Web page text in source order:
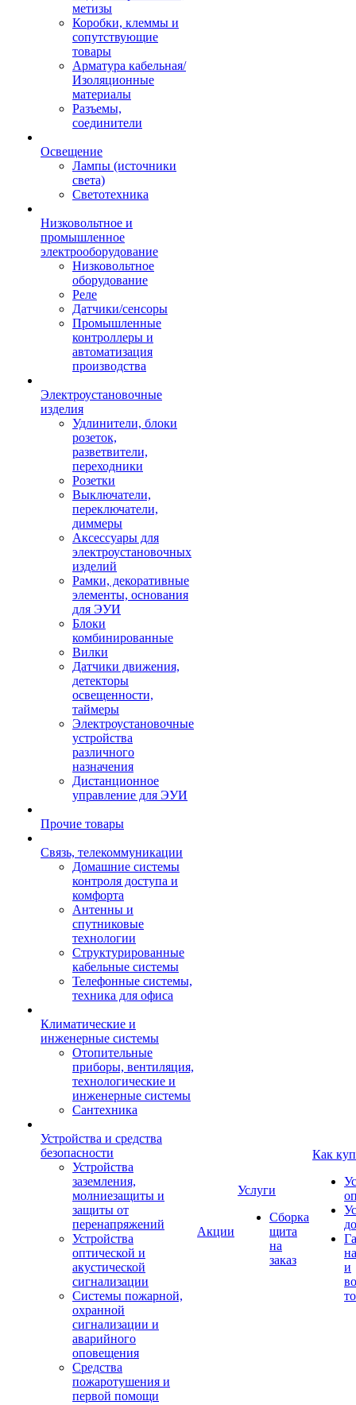
метизы
Коробки, клеммы и
сопутствующие
товары
Арматура кабельная/
Изоляционные
материалы
Разъемы,
соединители
Освещение
Лампы (источники
света)
Светотехника
Низковольтное и
промышленное
электрооборудование
Низковольтное
оборудование
Реле
Датчики/сенсоры
Промышленные
контроллеры и
автоматизация
производства
Электроустановочные
изделия
Удлинители, блоки
розеток,
разветвители,
переходники
Розетки
Выключатели,
переключатели,
диммеры
Аксессуары для
электроустановочных
изделий
Рамки, декоративные
элементы, основания
для ЭУИ
Блоки
комбинированные
Вилки
Датчики движения,
детекторы
освещенности,
таймеры
Электроустановочные
устройства
различного
назначения
Дистанционное
управление для ЭУИ
Прочие товары
Связь, телекоммуникации
Домашние системы
контроля доступа и
комфорта
Антенны и
спутниковые
технологии
Структурированные
кабельные системы
Телефонные системы,
техника для офиса
Климатические и
инженерные системы
Отопительные
приборы, вентиляция,
технологические и
инженерные системы
Сантехника
Устройства и средства
безопасности
Устройства
заземления,
молниезащиты и
защиты от
перенапряжений
Устройства
оптической и
акустической
сигнализации
Системы пожарной,
охранной
сигнализации и
аварийного
оповещения
Средства
пожаротушения и
первой помощи
Акции
Услуги
Сборка
щита
на
заказ
Как
и